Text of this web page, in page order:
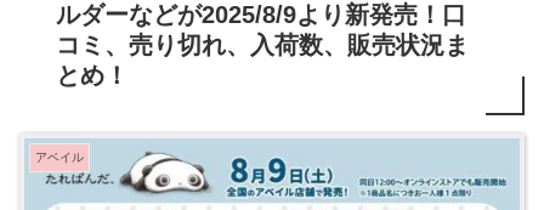
ルダーなどが2025/8/9より新発売！口
コミ、売り切れ、入荷数、販売状況ま
とめ！
アベイル